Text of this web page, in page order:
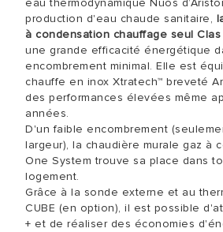
eau thermodynamique Nuos
production d'eau chaude sanitaire,
à condensation chauffage seul
une grande efficacité énergétique
encombrement minimal. Elle est
chauffe en inox Xtratech™ breveté
des performances élevées même
années.
D'un faible encombrement
largeur), la chaudière murale gaz à
One System trouve sa place dans
logement.
Grâce à la sonde externe et au
CUBE (en option), il est possible
+ et de réaliser des économies